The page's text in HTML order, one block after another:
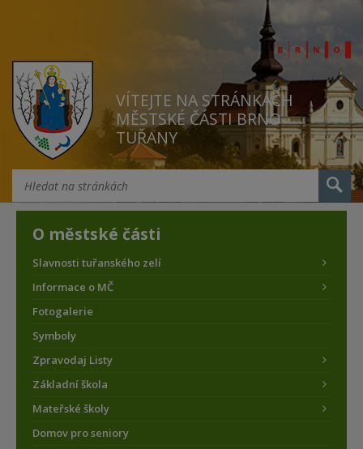
VÍTEJTE NA STRÁNKÁCH
MĚSTSKÉ ČÁSTI BRNO
TUŘANY
O městské části
Slavnosti tuřanského zelí
Informace o MČ
Fotogalerie
Symboly
Zpravodaj Listy
Základní škola
Mateřské školy
Domov pro seniory